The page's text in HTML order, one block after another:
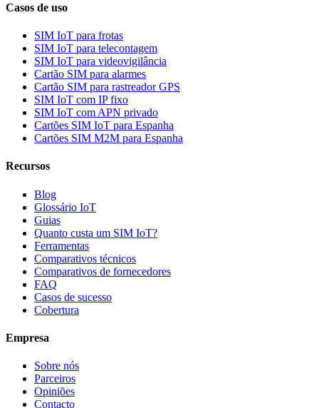
Casos de uso
SIM IoT para frotas
SIM IoT para telecontagem
SIM IoT para videovigilância
Cartão SIM para alarmes
Cartão SIM para rastreador GPS
SIM IoT com IP fixo
SIM IoT com APN privado
Cartões SIM IoT para Espanha
Cartões SIM M2M para Espanha
Recursos
Blog
Glossário IoT
Guias
Quanto custa um SIM IoT?
Ferramentas
Comparativos técnicos
Comparativos de fornecedores
FAQ
Casos de sucesso
Cobertura
Empresa
Sobre nós
Parceiros
Opiniões
Contacto